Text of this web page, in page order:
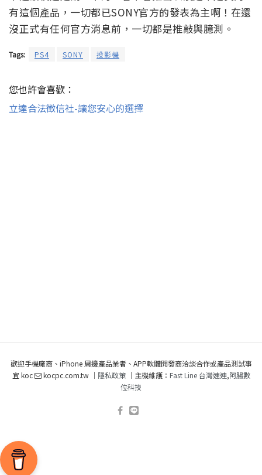
有這個產品，一切都已SONY官方的發表為主啊！在還
沒正式有任何官方消息前，一切都是推敲與臆測。
Tags: PS4 SONY 投影機
您也許會喜歡：
立達合法徵信社-讓您安心的選擇
歡迎手機廠商、iPhone 周邊產品業者、APP軟體開發商洽談合作或產品測試事
宜 koc
kocpc.com.tw ｜ 隱私政策｜主機維護： Fast Line 台灣速連,阿腸數
位科技